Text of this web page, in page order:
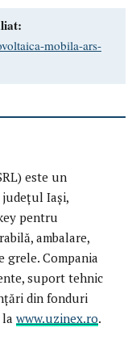
mobila-ars-
este un
Iași,
pentru
ambalare,
Compania
suport tehnic
din fonduri
www.uzinex.ro.